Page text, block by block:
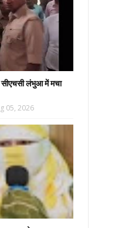
लंभुआ में मचा
05, 2026